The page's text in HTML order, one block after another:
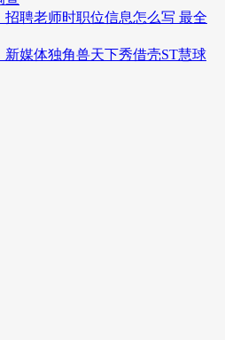
招聘老师时职位信息怎么写 最全
新媒体独角兽天下秀借壳ST慧球